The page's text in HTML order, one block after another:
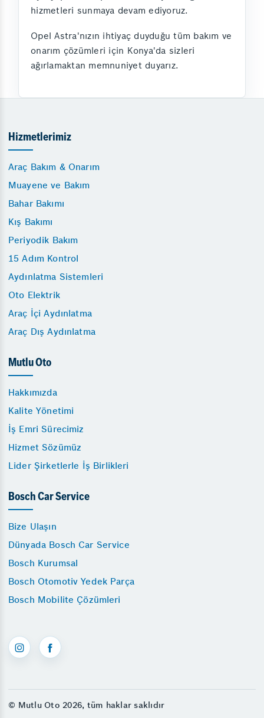
hizmetleri sunmaya devam ediyoruz.
Opel Astra'nızın ihtiyaç duyduğu tüm bakım ve
onarım çözümleri için Konya'da sizleri
ağırlamaktan memnuniyet duyarız.
Hizmetlerimiz
Araç Bakım & Onarım
Muayene ve Bakım
Bahar Bakımı
Kış Bakımı
Periyodik Bakım
15 Adım Kontrol
Aydınlatma Sistemleri
Oto Elektrik
Araç İçi Aydınlatma
Araç Dış Aydınlatma
Mutlu Oto
Hakkımızda
Kalite Yönetimi
İş Emri Sürecimiz
Hizmet Sözümüz
Lider Şirketlerle İş Birlikleri
Bosch Car Service
Bize Ulaşın
Dünyada Bosch Car Service
Bosch Kurumsal
Bosch Otomotiv Yedek Parça
Bosch Mobilite Çözümleri
© Mutlu Oto 2026, tüm haklar saklıdır